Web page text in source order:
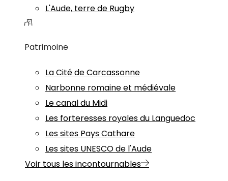
L'Aude, terre de Rugby
Patrimoine
La Cité de Carcassonne
Narbonne romaine et médiévale
Le canal du Midi
Les forteresses royales du Languedoc
Les sites Pays Cathare
Les sites UNESCO de l'Aude
Voir tous les incontournables